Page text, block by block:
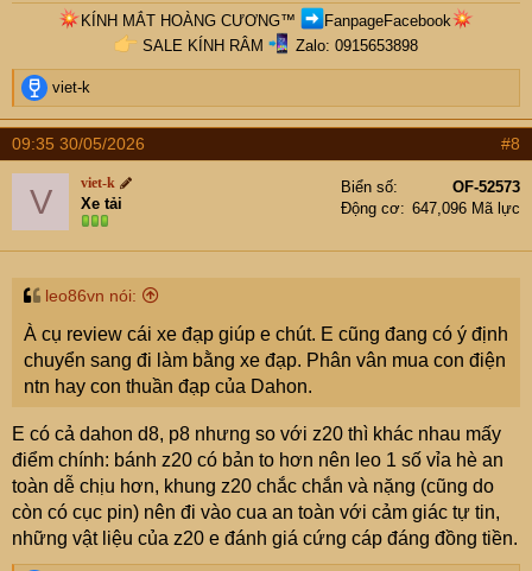
KÍNH MẮT HOÀNG CƯƠNG™
FanpageFacebook
SALE KÍNH RÂM
Zalo: 0915653898​
R
e
a
c
t
i
n
s
viet-k
09:35 30/05/2026 #8
V viet-k
Xe tải
Biển số
OF-52573
Động cơ
647,096 Mã lực
leo86vn nói:
À cụ review cái xe đạp giúp e chút. E cũng đang có ý định
chuyển sang đi làm bằng xe đạp. Phân vân mua con điện
ntn hay con thuần đạp của Dahon.
E có cả dahon d8, p8 nhưng so với z20 thì khác nhau mấy
điểm chính: bánh z20 có bản to hơn nên leo 1 số vỉa hè an
toàn dễ chịu hơn, khung z20 chắc chắn và nặng (cũng do
còn có cục pin) nên đi vào cua an toàn với cảm giác tự tin,
những vật liệu của z20 e đánh giá cứng cáp đáng đồng tiền.